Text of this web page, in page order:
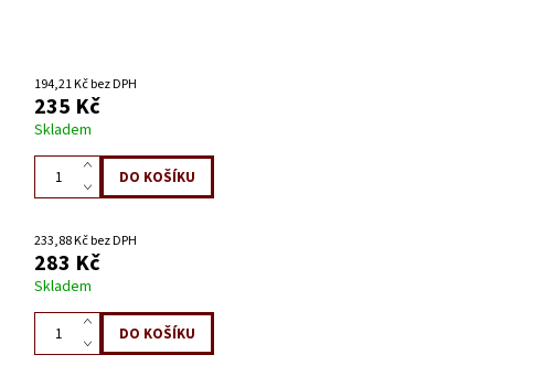
194,21 Kč bez DPH
235 Kč
Skladem
233,88 Kč bez DPH
283 Kč
Skladem